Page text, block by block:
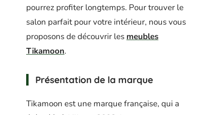
pourrez profiter longtemps. Pour trouver le
salon parfait pour votre intérieur, nous vous
proposons de découvrir les meubles
Tikamoon.
Présentation de la marque
Tikamoon est une marque française, qui a